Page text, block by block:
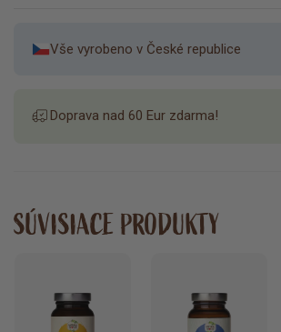
Vše vyrobeno v České republice
Doprava nad 60 Eur zdarma!
SÚVISIACE PRODUKTY